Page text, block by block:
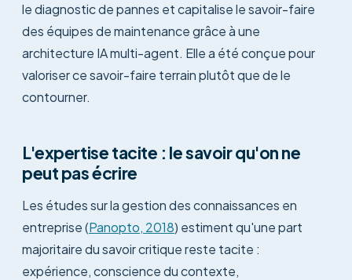
le diagnostic de pannes et capitalise le savoir-faire
des équipes de maintenance grâce à une
architecture IA multi-agent. Elle a été conçue pour
valoriser ce savoir-faire terrain plutôt que de le
contourner.
L'expertise tacite : le savoir qu'on ne
peut pas écrire
Les études sur la gestion des connaissances en
entreprise (Panopto, 2018) estiment qu'une part
majoritaire du savoir critique reste tacite :
expérience, conscience du contexte,